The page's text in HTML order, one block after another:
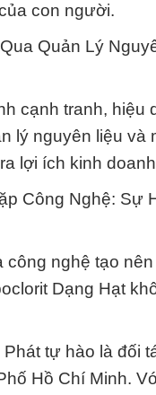
con người.
Quản Lý
cạnh tranh, hiệu
lý nguyên liệu
lợi ích kinh
Công Nghệ: Sự
nghệ tạo
Dạng Hạt
tự hào là đối
Hồ Chí Minh.